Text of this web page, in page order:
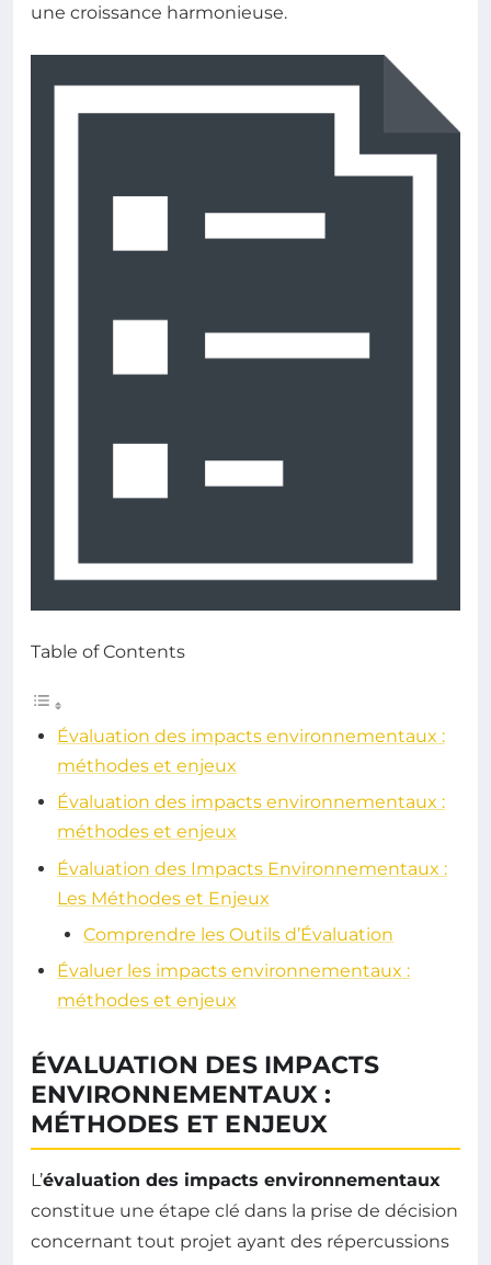
une croissance harmonieuse.
Table of Contents
Évaluation des impacts environnementaux :
méthodes et enjeux
Évaluation des impacts environnementaux :
méthodes et enjeux
Évaluation des Impacts Environnementaux :
Les Méthodes et Enjeux
Comprendre les Outils d’Évaluation
Évaluer les impacts environnementaux :
méthodes et enjeux
ÉVALUATION DES IMPACTS
ENVIRONNEMENTAUX :
MÉTHODES ET ENJEUX
L’évaluation des impacts environnementaux
constitue une étape clé dans la prise de décision
concernant tout projet ayant des répercussions